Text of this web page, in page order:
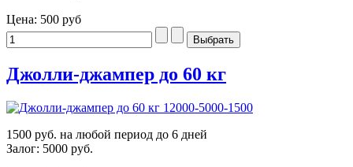
Цена: 500 руб
Джолли-джампер до 60 кг
1500 руб. на любой период до 6 дней
Залог: 5000 руб.